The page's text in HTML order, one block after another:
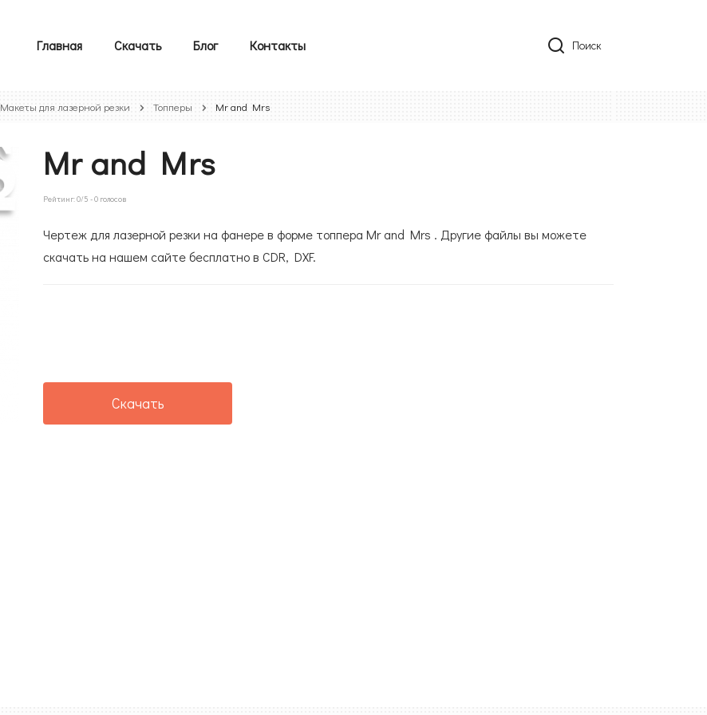
Главная Скачать Блог Контакты Поиск
Макеты для лазерной резки Топперы Mr and Mrs
Mr and Mrs
Рейтинг:0/5 -0 голосов
Чертеж для лазерной резки на фанере в форме топпера Mr and Mrs . Другие файлы вы можете
скачать на нашем сайте бесплатно в CDR, DXF.
Скачать